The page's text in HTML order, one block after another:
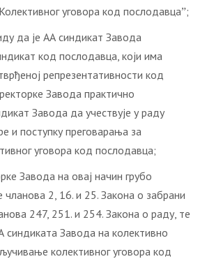
уговора код послодавцаˮ;
да је АА синдикат Завода
код послодавца, који има
репрезентативности код
Завода практично
Завода да учествује у раду
и поступку преговарања за
уговора код послодавца;
Завода на овај начин грубо
2, 16. и 25. Закона о забрани
247, 251. и 254. Закона о раду, те
синдиката Завода на колективно
колективног уговора код